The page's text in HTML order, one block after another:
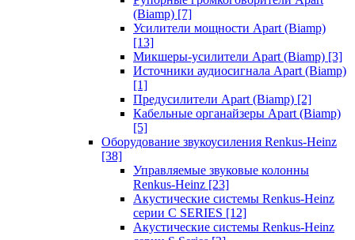
(Biamp) [7]
Усилители мощности Apart (Biamp)
[13]
Микшеры-усилители Apart (Biamp) [3]
Источники аудиосигнала Apart (Biamp)
[1]
Предусилители Apart (Biamp) [2]
Кабельные органайзеры Apart (Biamp)
[5]
Оборудование звукоусиления Renkus-Heinz
[38]
Управляемые звуковые колонны
Renkus-Heinz [23]
Акустические системы Renkus-Heinz
серии C SERIES [12]
Акустические системы Renkus-Heinz